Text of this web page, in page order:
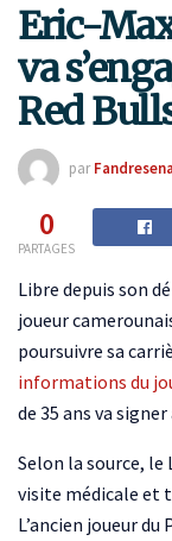
Eric-
va
Red
par
0
PARTAGES
Libre depuis son
joueur
poursuivre sa
informations du
de 35 ans va
Selon la source,
visite médicale et
L’ancien joueur